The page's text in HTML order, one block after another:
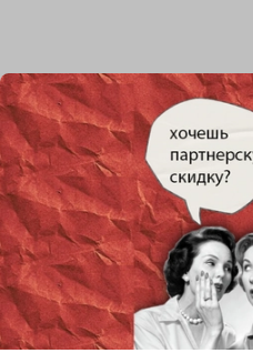
Подвесной дизайнерский